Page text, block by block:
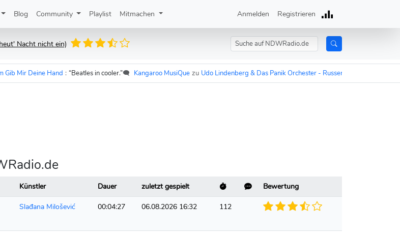
Blog Community Playlist Mitmachen Anmelden Registrieren
Nacht nicht ein)
Mir Deine Hand : “Beatles in cooler.”🗨️ Kangaroo MusiQue zu Udo Lindenberg & Das Panik Orchester - Russen : “In 15 Minuten sind
Künstler Dauer zuletzt gespielt
Bewertung
Slađana Milošević 00:04:27 06.08.2026 16:32 112